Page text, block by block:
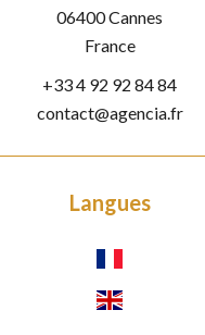
06400Cannes
France
+33 4 92 92 84 84
contact@agencia.fr
Langues